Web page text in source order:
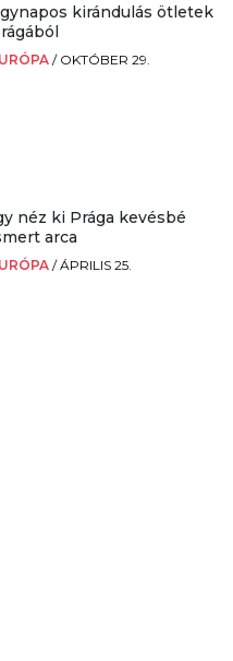
kirándulás ötletek
/ OKTÓBER 29.
néz ki Prága kevésbé
arca
/ÁPRILIS 25.